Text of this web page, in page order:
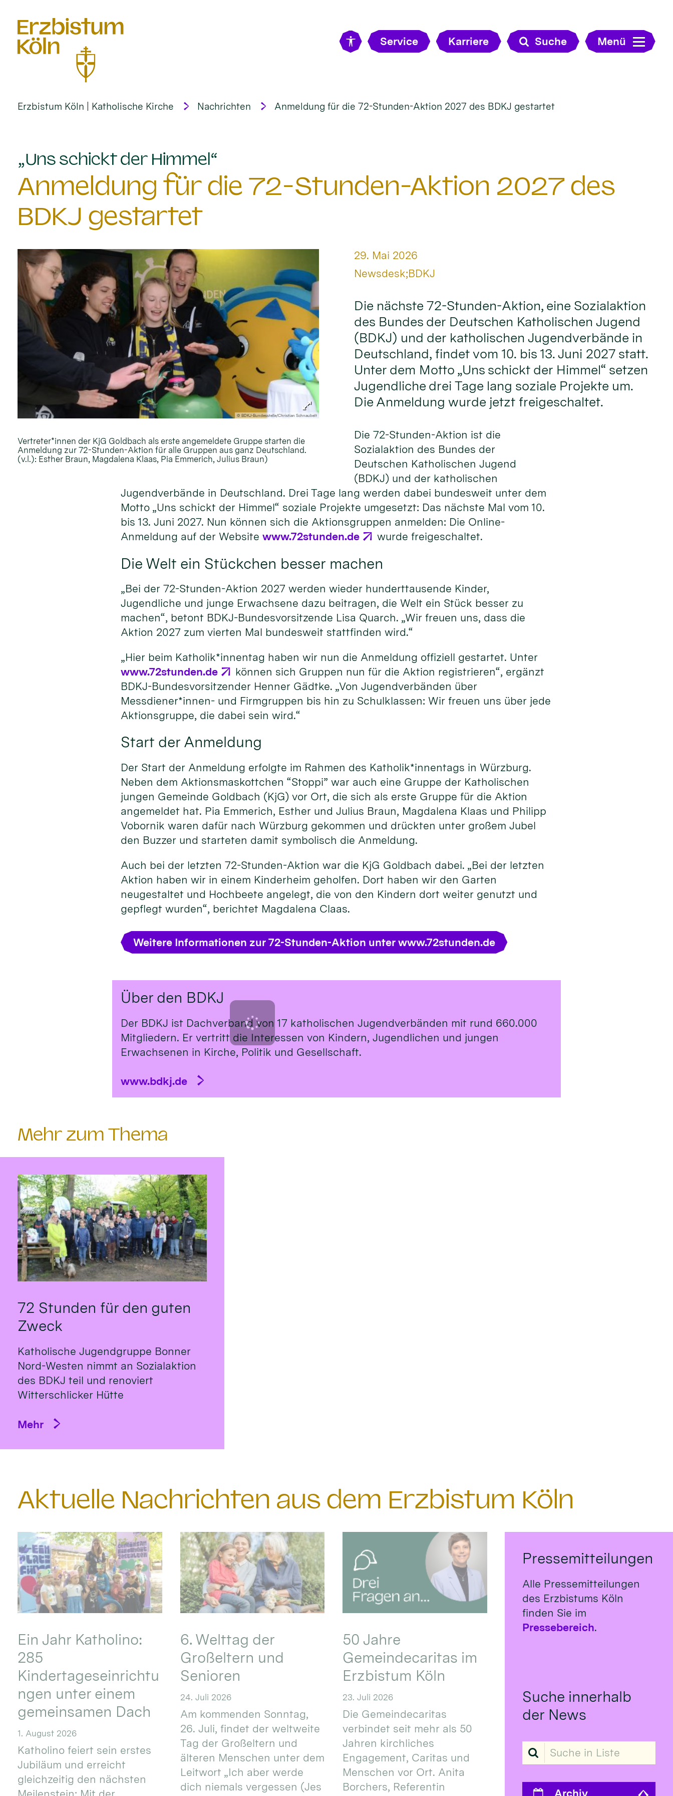
Service Karriere Suche Menü
Erzbistum Köln | Katholische Kirche Nachrichten Anmeldung für die 72-Stunden-Aktion 2027 des BDKJ gestartet
„Uns schickt der Himmel“
Anmeldung für die 72-Stunden-Aktion 2027 des
BDKJ gestartet
© BDKJ-Bundesstelle/Christian Schnaubelt
Vertreter*innen der KjG Goldbach als erste angemeldete Gruppe starten die
Anmeldung zur 72-Stunden-Aktion für alle Gruppen aus ganz Deutschland.
(v.l.): Esther Braun, Magdalena Klaas, Pia Emmerich, Julius Braun)
Datum:
29. Mai 2026
Von:
Newsdesk;BDKJ
Die nächste 72-Stunden-Aktion, eine Sozialaktion
des Bundes der Deutschen Katholischen Jugend
(BDKJ) und der katholischen Jugendverbände in
Deutschland, findet vom 10. bis 13. Juni 2027 statt.
Unter dem Motto „Uns schickt der Himmel“ setzen
Jugendliche drei Tage lang soziale Projekte um.
Die Anmeldung wurde jetzt freigeschaltet.
Die 72-Stunden-Aktion ist die
Sozialaktion des Bundes der
Deutschen Katholischen Jugend
(BDKJ) und der katholischen
Jugendverbände in Deutschland. Drei Tage lang werden dabei bundesweit unter dem
Motto „Uns schickt der Himmel“ soziale Projekte umgesetzt: Das nächste Mal vom 10.
bis 13. Juni 2027. Nun können sich die Aktionsgruppen anmelden: Die Online-
Anmeldung auf der Websitewww.72stunden.de wurde freigeschaltet.
Die Welt ein Stückchen besser machen
„Bei der 72-Stunden-Aktion 2027 werden wieder hunderttausende Kinder,
Jugendliche und junge Erwachsene dazu beitragen, die Welt ein Stück besser zu
machen“, betont BDKJ-Bundesvorsitzende Lisa Quarch. „Wir freuen uns, dass die
Aktion 2027 zum vierten Mal bundesweit stattfinden wird.“
„Hier beim Katholik*innentag haben wir nun die Anmeldung offiziell gestartet. Unter
www.72stunden.de
können sich Gruppen nun für die Aktion registrieren“, ergänzt
BDKJ-Bundesvorsitzender Henner Gädtke. „Von Jugendverbänden über
Messdiener*innen- und Firmgruppen bis hin zu Schulklassen: Wir freuen uns über jede
Aktionsgruppe, die dabei sein wird.“
Start der Anmeldung
Der Start der Anmeldung erfolgte im Rahmen des Katholik*innentags in Würzburg.
Neben dem Aktionsmaskottchen “Stoppi” war auch eine Gruppe der Katholischen
jungen Gemeinde Goldbach (KjG) vor Ort, die sich als erste Gruppe für die Aktion
angemeldet hat. Pia Emmerich, Esther und Julius Braun, Magdalena Klaas und Philipp
Vobornik waren dafür nach Würzburg gekommen und drückten unter großem Jubel
den Buzzer und starteten damit symbolisch die Anmeldung.
Auch bei der letzten 72-Stunden-Aktion war die KjG Goldbach dabei. „Bei der letzten
Aktion haben wir in einem Kinderheim geholfen. Dort haben wir den Garten
neugestaltet und Hochbeete angelegt, die von den Kindern dort weiter genutzt und
gepflegt wurden“, berichtet Magdalena Claas.
Weitere Informationen zur 72-Stunden-Aktion unter www.72stunden.de
Über den BDKJ
Der BDKJ ist Dachverband von 17 katholischen Jugendverbänden mit rund 660.000
Mitgliedern. Er vertritt die Interessen von Kindern, Jugendlichen und jungen
Erwachsenen in Kirche, Politik und Gesellschaft.
www.bdkj.de
Mehr zum Thema
72 Stunden für den guten
Zweck
Katholische Jugendgruppe Bonner
Nord-Westen nimmt an Sozialaktion
des BDKJ teil und renoviert
Witterschlicker Hütte
Mehr
Aktuelle Nachrichten aus dem Erzbistum Köln
Ein Jahr Katholino:
285
Kindertageseinrichtu
ngen unter einem
gemeinsamen Dach
1. August 2026
Katholino feiert sein erstes
Jubiläum und erreicht
gleichzeitig den nächsten
Meilenstein: Mit der
6. Welttag der
Großeltern und
Senioren
24. Juli 2026
Am kommenden Sonntag,
26. Juli, findet der weltweite
Tag der Großeltern und
älteren Menschen unter dem
Leitwort „Ich aber werde
dich niemals vergessen (Jes
50 Jahre
Gemeindecaritas im
Erzbistum Köln
23. Juli 2026
Die Gemeindecaritas
verbindet seit mehr als 50
Jahren kirchliches
Engagement, Caritas und
Menschen vor Ort. Anita
Borchers, Referentin
Pressemitteilungen
Alle Pressemitteilungen
des Erzbistums Köln
finden Sie im
Pressebereich.
Suche innerhalb
der News
Suche in Liste
Archiv